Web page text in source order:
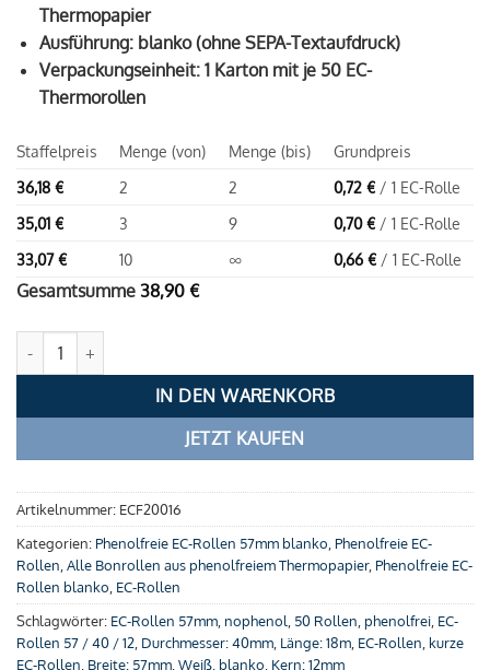
Thermopapier
Ausführung: blanko (ohne SEPA-Textaufdruck)
Verpackungseinheit: 1 Karton mit je 50 EC-
Thermorollen
Staffelpreis Menge (von) Menge (bis)
Grundpreis
36,18 € 2 2 0,72€ / 1 EC-Rolle
35,01 € 3 9 0,70€ / 1 EC-Rolle
33,07€ 10 ∞ 0,66€ / 1 EC-Rolle
Gesamtsumme 38,90 €
Phenolfreie EC-Rollen 57 / 40 / 12 (18m) - blanko Menge
IN DEN WARENKORB
JETZT KAUFEN
Artikelnummer: ECF20016
Kategorien: Phenolfreie EC-Rollen 57mm blanko, Phenolfreie EC-
Rollen,Alle Bonrollen aus phenolfreiem Thermopapier, Phenolfreie EC-
Rollen blanko, EC-Rollen
Schlagwörter: EC-Rollen 57mm,nophenol, 50 Rollen,phenolfrei, EC-
Rollen 57 / 40 / 12, Durchmesser: 40mm, Länge: 18m, EC-Rollen, kurze
EC-Rollen, Breite: 57mm,Weiß, blanko, Kern: 12mm